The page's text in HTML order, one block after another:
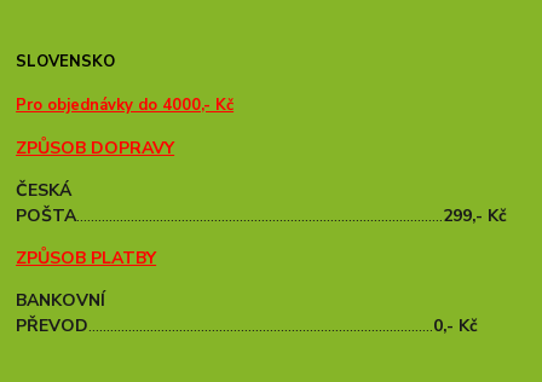
SLOVENSKO
Pro objednávky do 4000,- Kč
ZPŮSOB DOPRAVY
ČESKÁ
POŠTA.....................................................................................................299,- Kč
ZPŮSOB PLATBY
BANKOVNÍ
PŘEVOD...............................................................................................0,- Kč